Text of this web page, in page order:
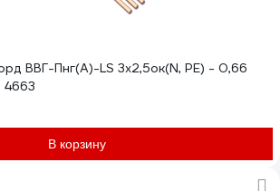
ВВГ-Пнг(А)-LS 3x2,5ок(N, PE) - 0,66
4663
В корзину